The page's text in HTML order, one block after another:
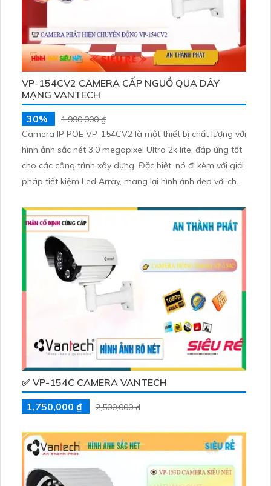
VP-154CV2 CAMERA CẤP NGUỒ QUA DÂY
MẠNG VANTECH
30%
1,990,000 ₫
Camera IP POE VP-154CV2 là một thiết bị chất lượng với
hình ảnh sắc nét 3.0 megapixel Ultra 2k lite, đáp ứng tốt
cho các công trình xây dựng. Đặc biệt, nó đi kèm với giải
pháp tiết kiệm Led Array, mang lại hình ảnh đẹp với chất
chuyên dụng cho mục đích quan sát đêm, camera có
thể lắp đặt ở các vị trí chống mưa nắng
✅ VP-154C CAMERA VANTECH
1,750,000 ₫
2,500,000 ₫